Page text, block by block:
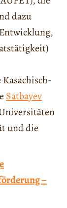
dazu
Satbayev
und die
–